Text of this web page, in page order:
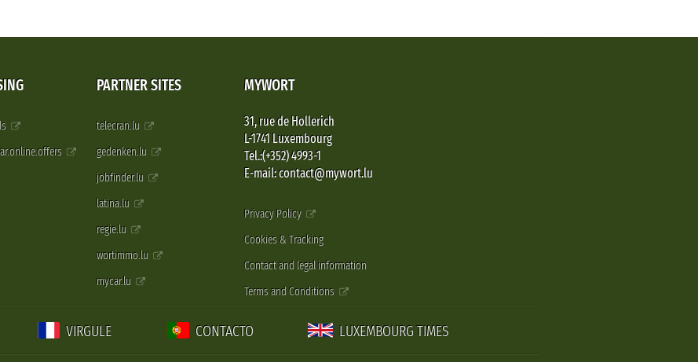
PARTNER SITES
telecran.lu
gedenken.lu
jobfinder.lu
latina.lu
regie.lu
wortimmo.lu
mycar.lu
MYWORT
31, rue de Hollerich
L-1741 Luxembourg
Tel.:(+352) 4993-1
E-mail: contact@mywort.lu
Privacy Policy
Cookies & Tracking
Contact and legal information
Terms and Conditions
VIRGULE CONTACTO LUXEMBOURG TIMES